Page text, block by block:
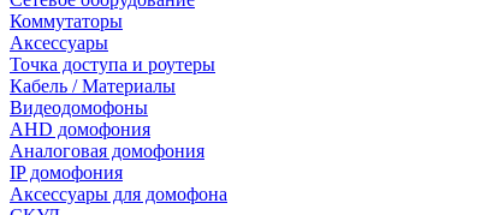
Коммутаторы
Аксессуары
Точка доступа и роутеры
Кабель / Материалы
Видеодомофоны
AHD домофония
Аналоговая домофония
IP домофония
Аксессуары для домофона